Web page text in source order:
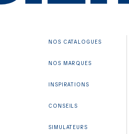
NOS CATALOGUES
NOS MARQUES
INSPIRATIONS
CONSEILS
SIMULATEURS